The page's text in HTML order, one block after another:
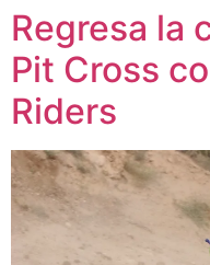
Regresa la
Pit Cross
Riders